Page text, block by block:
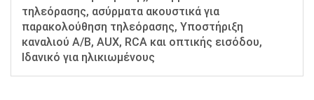
τηλεόρασης, ασύρματα ακουστικά για
παρακολούθηση τηλεόρασης, Υποστήριξη
καναλιού A/B, AUX, RCA και οπτικής εισόδου,
Ιδανικό για ηλικιωμένους